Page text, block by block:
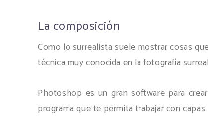
La composición
Como lo surrealista suele mostrar cosas
técnica muy conocida en la fotografía
Photoshop es un gran software para
programa que te permita trabajar con capas.